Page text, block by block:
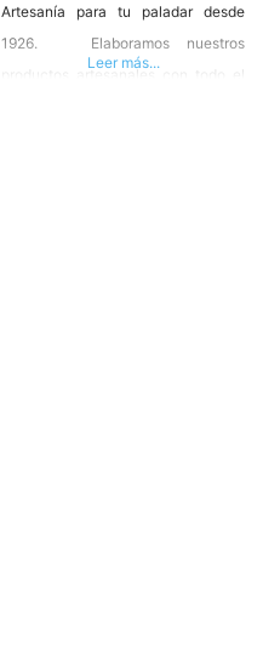
Artesanía para tu paladar desde
1926. Elaboramos nuestros
productos artesanales con todo el
Leer más...